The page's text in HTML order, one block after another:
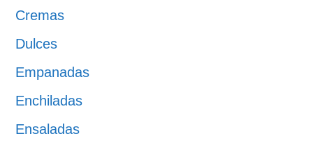
Cremas
Dulces
Empanadas
Enchiladas
Ensaladas